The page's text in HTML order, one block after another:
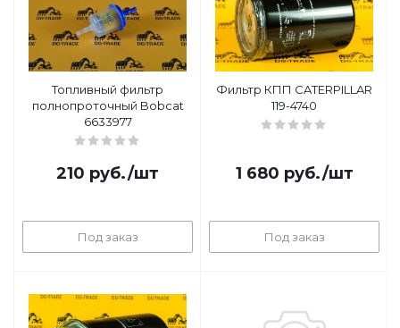
Топливный фильтр
полнопроточный Bobcat
6633977
210 руб./шт
Под заказ
Фильтр КПП CATERPILLAR
119-4740
1 680 руб./шт
Под заказ